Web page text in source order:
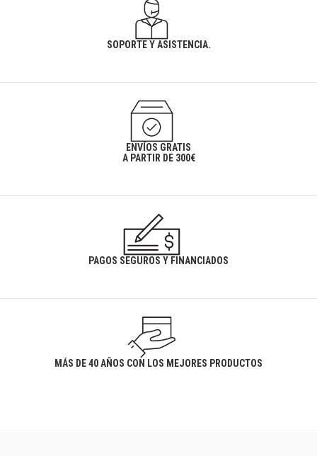
SOPORTE Y ASISTENCIA.
ENVÍOS GRATIS
A PARTIR DE 300€
PAGOS SEGUROS Y FINANCIADOS
MÁS DE 40 AÑOS CON LOS MEJORES PRODUCTOS